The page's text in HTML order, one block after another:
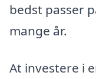
bedst passer
mange år.
At investere i